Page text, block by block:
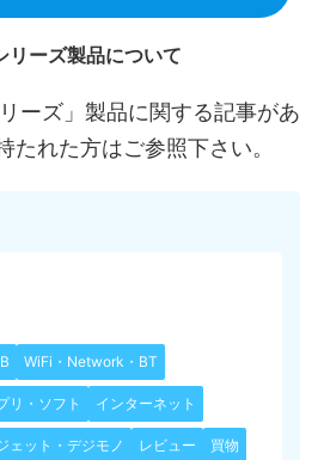
リーズ製品について
ーズ」製品に関する記事があ
たれた方はご参照下さい。
WiFi・Network・BT
リ・ソフト インターネット
ェット・デジモノ レビュー 買物